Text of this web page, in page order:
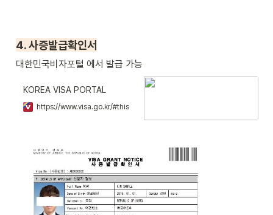
4. 사증발급확인서
대한민국비자포털 에서 발급 가능
KOREA VISA PORTAL
https://www.visa.go.kr/#this